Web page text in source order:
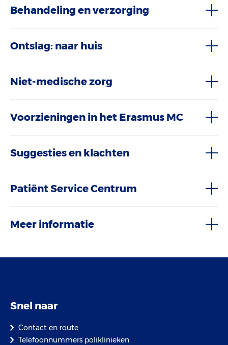
Behandeling en verzorging
Ontslag: naar huis
Niet-medische zorg
Voorzieningen in het Erasmus MC
Suggesties en klachten
Patiënt Service Centrum
Meer informatie
Snel naar
Contact en route
Telefoonnummers poliklinieken